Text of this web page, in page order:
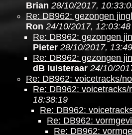
Brian 28/10/2017,
Re: DB962: gezongen
Ron 24/10/2017, 12:03:48
Re: DB962: gezongen
Pieter 28/10/2017,
Re: DB962: gezongen
dB luisteraar 24/10/
Re: DB962: voicetracks/
Re: DB962: voicetracks/
18:38:19
Re: DB962:
Re: DB962:
Re: DB962: